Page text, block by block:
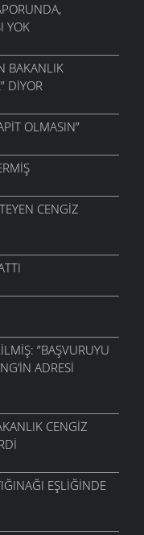
YOK
BAKANLIK
DIYOR
OLMASIN”
CENGIZ
”BAŞVURUYU
ADRESI
CENGIZ
EŞLIĞINDE